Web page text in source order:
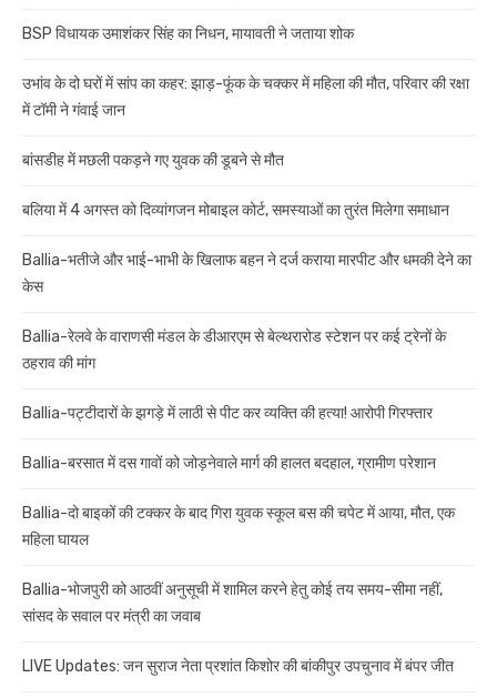
BSP विधायक उमाशंकर सिंह का निधन, मायावती ने जताया शोक
उभांव के दो घरों में सांप का कहर: झाड़-फूंक के चक्कर में महिला की मौत, परिवार की रक्षा
में टॉमी ने गंवाई जान
बांसडीह में मछली पकड़ने गए युवक की डूबने से मौत
बलिया में 4 अगस्त को दिव्यांगजन मोबाइल कोर्ट, समस्याओं का तुरंत मिलेगा समाधान
Ballia-भतीजे और भाई-भाभी के खिलाफ बहन ने दर्ज कराया मारपीट और धमकी देने का
केस
Ballia-रेलवे के वाराणसी मंडल के डीआरएम से बेल्थरारोड स्टेशन पर कई ट्रेनों के
ठहराव की मांग
Ballia-पट्टीदारों के झगड़े में लाठी से पीट कर व्यक्ति की हत्या! आरोपी गिरफ्तार
Ballia-बरसात में दस गावों को जोड़नेवाले मार्ग की हालत बदहाल, ग्रामीण परेशान
Ballia-दो बाइकों की टक्कर के बाद गिरा युवक स्कूल बस की चपेट में आया, मौत, एक
महिला घायल
Ballia-भोजपुरी को आठवीं अनुसूची में शामिल करने हेतु कोई तय समय-सीमा नहीं,
सांसद के सवाल पर मंत्री का जवाब
LIVE Updates: जन सुराज नेता प्रशांत किशोर की बांकीपुर उपचुनाव में बंपर जीत